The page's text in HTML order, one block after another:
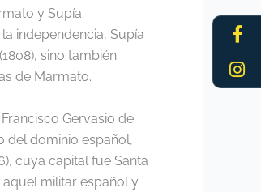
f
y Supía.
independencia, Supía
sino también
de Marmato.
Gervasio de
del dominio español,
cuya capital fue Santa
militar español y